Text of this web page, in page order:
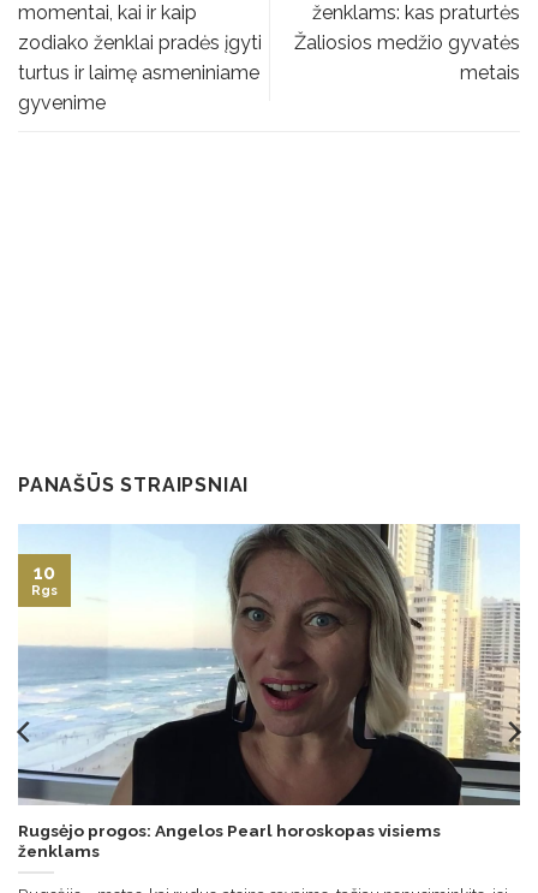
momentai, kai ir kaip
zodiako ženklai pradės įgyti
turtus ir laimę asmeniniame
gyvenime
ženklams: kas praturtės
Žaliosios medžio gyvatės
metais
PANAŠŪS STRAIPSNIAI
Rugsėjo progos: Angelos Pearl horoskopas visiems
ženklams
10
Rgs